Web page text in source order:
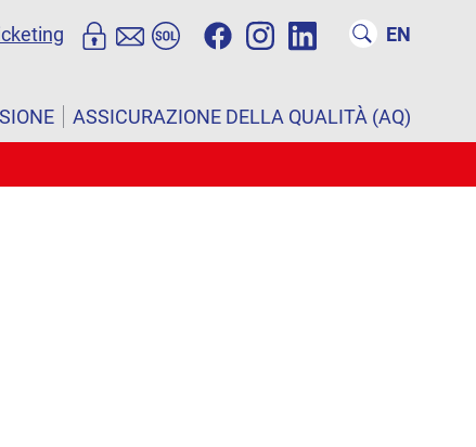
EN
ASSICURAZIONE DELLA QUALITÀ (AQ)